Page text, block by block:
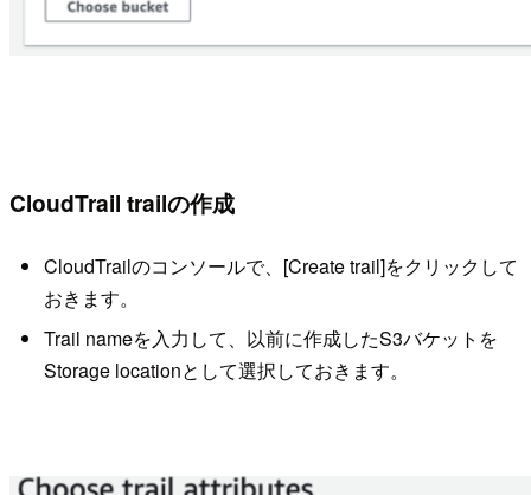
CloudTrail trailの作成
CloudTrailのコンソールで、[Create trail]をクリックして
おきます。
Trail nameを入力して、以前に作成したS3バケットを
Storage locationとして選択しておきます。